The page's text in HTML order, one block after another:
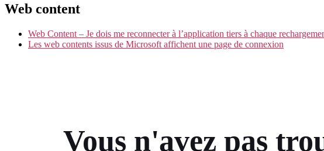
Web content
Web Content – Je dois me reconnecter à l’application tiers à chaque
Les web contents issus de Microsoft affichent une page de connexion
Vous n'avez pas